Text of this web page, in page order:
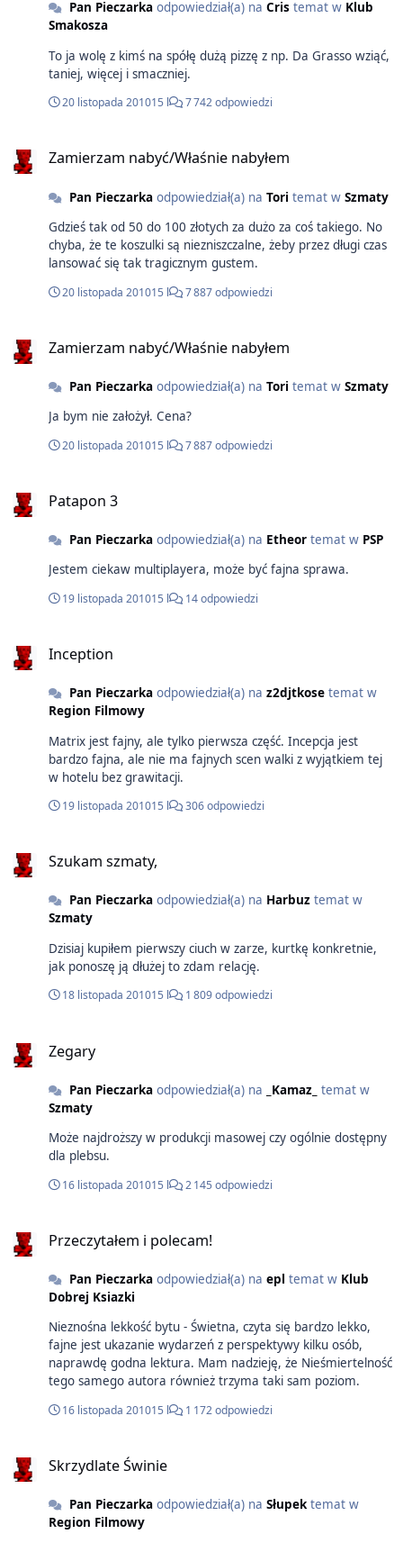
Pan Pieczarkaodpowiedział(a) na Cristemat w Klub
Smakosza
To ja wolę z kimś na spółę dużą pizzę z np. Da Grasso wziąć,
taniej, więcej i smaczniej.
20 listopada 201015 l 7 742 odpowiedzi
Zamierzam nabyć/Właśnie nabyłem
Pan Pieczarkaodpowiedział(a) na Tori temat w Szmaty
Gdzieś tak od 50 do 100 złotych za dużo za coś takiego. No
chyba, że te koszulki są niezniszczalne, żeby przez długi czas
lansować się tak tragicznym gustem.
20 listopada 201015 l 7 887 odpowiedzi
Zamierzam nabyć/Właśnie nabyłem
Pan Pieczarkaodpowiedział(a) na Tori temat w Szmaty
Ja bym nie założył. Cena?
20 listopada 201015 l 7 887 odpowiedzi
Patapon 3
Pan Pieczarkaodpowiedział(a) na Etheortemat w PSP
Jestem ciekaw multiplayera, może być fajna sprawa.
19 listopada 201015 l 14 odpowiedzi
Inception
Pan Pieczarkaodpowiedział(a) na z2djtkosetemat w
Region Filmowy
Matrix jest fajny, ale tylko pierwsza część. Incepcja jest
bardzo fajna, ale nie ma fajnych scen walki z wyjątkiem tej
w hotelu bez grawitacji.
19 listopada 201015 l 306 odpowiedzi
Szukam szmaty,
Pan Pieczarkaodpowiedział(a) na Harbuztemat w
Szmaty
Dzisiaj kupiłem pierwszy ciuch w zarze, kurtkę konkretnie,
jak ponoszę ją dłużej to zdam relację.
18 listopada 201015 l 1 809 odpowiedzi
Zegary
Pan Pieczarkaodpowiedział(a) na _Kamaz_ temat w
Szmaty
Może najdroższy w produkcji masowej czy ogólnie dostępny
dla plebsu.
16 listopada 201015 l 2 145 odpowiedzi
Przeczytałem i polecam!
Pan Pieczarkaodpowiedział(a) na epl temat w Klub
Dobrej Ksiazki
Nieznośna lekkość bytu - Świetna, czyta się bardzo lekko,
fajne jest ukazanie wydarzeń z perspektywy kilku osób,
naprawdę godna lektura. Mam nadzieję, że Nieśmiertelność
tego samego autora również trzyma taki sam poziom.
16 listopada 201015 l 1 172 odpowiedzi
Skrzydlate Świnie
Pan Pieczarkaodpowiedział(a) na Słupektemat w
Region Filmowy